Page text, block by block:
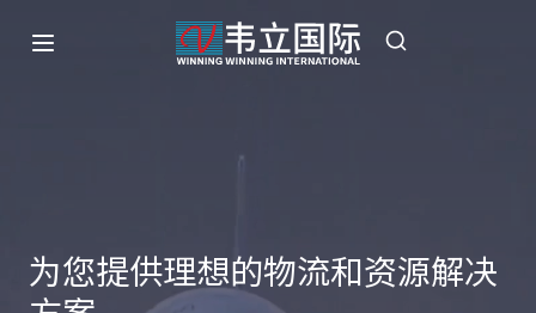
为您提供理想的物流和资源解决
为您提供理想的物流和资源解决
为您提供理想的物流和资源解决